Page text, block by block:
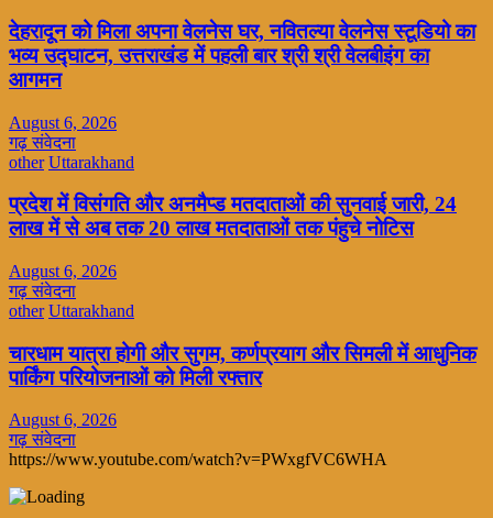
देहरादून को मिला अपना वेलनेस घर, नवितल्या वेलनेस स्टूडियो का
भव्य उद्घाटन, उत्तराखंड में पहली बार श्री श्री वेलबीइंग का
आगमन
August 6, 2026
गढ़ संवेदना
other Uttarakhand
प्रदेश में विसंगति और अनमैप्ड मतदाताओं की सुनवाई जारी, 24
लाख में से अब तक 20 लाख मतदाताओं तक पंहुचे नोटिस
August 6, 2026
गढ़ संवेदना
other Uttarakhand
चारधाम यात्रा होगी और सुगम, कर्णप्रयाग और सिमली में आधुनिक
पार्किंग परियोजनाओं को मिली रफ्तार
August 6, 2026
गढ़ संवेदना
https://www.youtube.com/watch?v=PWxgfVC6WHA